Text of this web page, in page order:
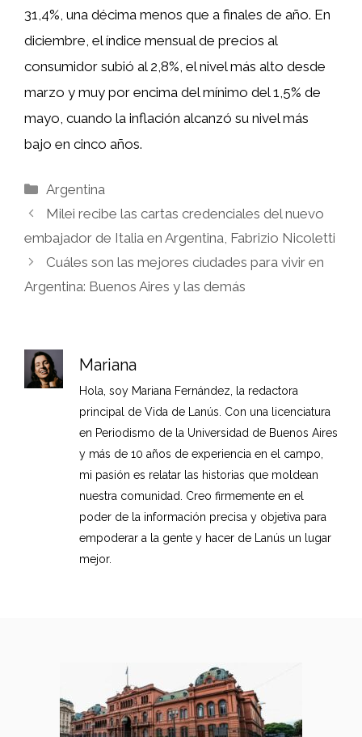
31,4%, una décima menos que a finales de año. En
diciembre, el índice mensual de precios al
consumidor subió al 2,8%, el nivel más alto desde
marzo y muy por encima del mínimo del 1,5% de
mayo, cuando la inflación alcanzó su nivel más
bajo en cinco años.
Categorías
Argentina
Milei recibe las cartas credenciales del nuevo
embajador de Italia en Argentina, Fabrizio Nicoletti
Cuáles son las mejores ciudades para vivir en
Argentina: Buenos Aires y las demás
Mariana
Hola, soy Mariana Fernández, la redactora
principal de Vida de Lanús. Con una licenciatura
en Periodismo de la Universidad de Buenos Aires
y más de 10 años de experiencia en el campo,
mi pasión es relatar las historias que moldean
nuestra comunidad. Creo firmemente en el
poder de la información precisa y objetiva para
empoderar a la gente y hacer de Lanús un lugar
mejor.